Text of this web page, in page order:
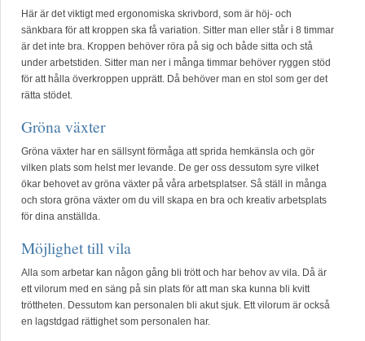
Här är det viktigt med ergonomiska skrivbord, som är höj- och
sänkbara för att kroppen ska få variation. Sitter man eller står i 8 timmar
är det inte bra. Kroppen behöver röra på sig och både sitta och stå
under arbetstiden. Sitter man ner i många timmar behöver ryggen stöd
för att hålla överkroppen upprätt. Då behöver man en stol som ger det
rätta stödet.
Gröna växter
Gröna växter har en sällsynt förmåga att sprida hemkänsla och gör
vilken plats som helst mer levande. De ger oss dessutom syre vilket
ökar behovet av gröna växter på våra arbetsplatser. Så ställ in många
och stora gröna växter om du vill skapa en bra och kreativ arbetsplats
för dina anställda.
Möjlighet till vila
Alla som arbetar kan någon gång bli trött och har behov av vila. Då är
ett vilorum med en säng på sin plats för att man ska kunna bli kvitt
tröttheten. Dessutom kan personalen bli akut sjuk. Ett vilorum är också
en lagstdgad rättighet som personalen har.